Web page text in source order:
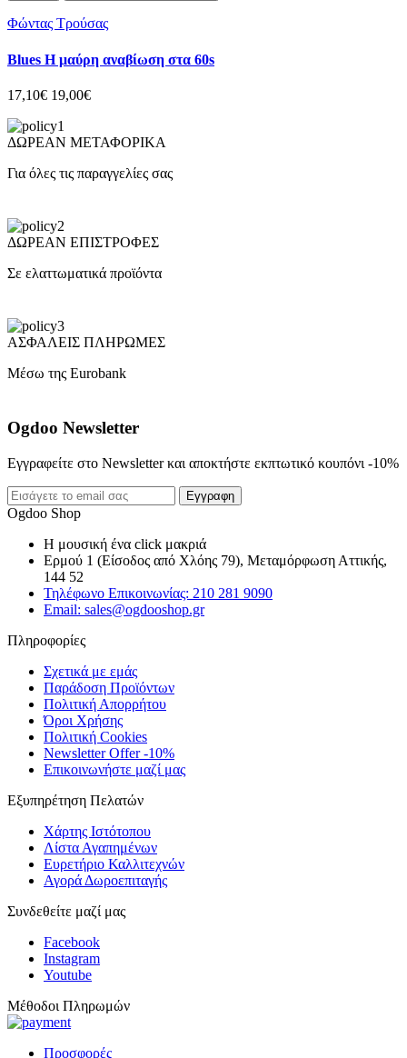
Φώντας Τρούσας
Blues Η μαύρη αναβίωση στα 60s
17,10€ 19,00€
ΔΩΡΕΑΝ ΜΕΤΑΦΟΡΙΚΑ
Για όλες τις παραγγελίες σας
ΔΩΡΕΑΝ ΕΠΙΣΤΡΟΦΕΣ
Σε ελαττωματικά προϊόντα
ΑΣΦΑΛΕΙΣ ΠΛΗΡΩΜΕΣ
Μέσω της Eurobank
Ogdoo Newsletter
Εγγραφείτε στο Newsletter και αποκτήστε εκπτωτικό κουπόνι -10%
Εγγραφη
Ogdoo Shop
Η μουσική ένα click μακριά
Ερμού 1 (Είσοδος από Χλόης 79), Μεταμόρφωση Αττικής,
144 52
Τηλέφωνο Επικοινωνίας: 210 281 9090
Email: sales@ogdooshop.gr
Πληροφορίες
Σχετικά με εμάς
Παράδοση Προϊόντων
Πολιτική Απορρήτου
Όροι Χρήσης
Πολιτική Cookies
Newsletter Offer -10%
Επικοινωνήστε μαζί μας
Εξυπηρέτηση Πελατών
Χάρτης Ιστότοπου
Λίστα Αγαπημένων
Ευρετήριο Καλλιτεχνών
Αγορά Δωροεπιταγής
Συνδεθείτε μαζί μας
Facebook
Instagram
Youtube
Μέθοδοι Πληρωμών
Προσφορές